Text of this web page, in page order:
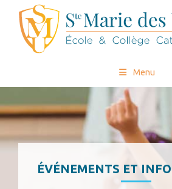
Menu
ÉVÉNEMENTS ET